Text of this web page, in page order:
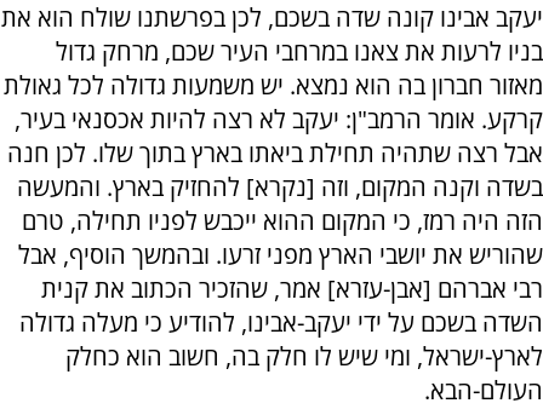
יעקב אבינו קונה שדה בשכם, לכן בפרשתנו שולח הוא את
בניו לרעות את צאנו במרחבי העיר שכם, מרחק גדול
מאזור חברון בה הוא נמצא. יש משמעות גדולה לכל גאולת
קרקע. אומר הרמב"ן: יעקב לא רצה להיות אכסנאי בעיר,
אבל רצה שתהיה תחילת ביאתו בארץ בתוך שלו. לכן חנה
בשדה וקנה המקום, וזה [נקרא] להחזיק בארץ. והמעשה
הזה היה רמז, כי המקום ההוא ייכבש לפניו תחילה, טרם
שהוריש את יושבי הארץ מפני זרעו. ובהמשך הוסיף, אבל
רבי אברהם [אבן-עזרא] אמר, שהזכיר הכתוב את קנית
השדה בשכם על ידי יעקב-אבינו, להודיע כי מעלה גדולה
לארץ-ישראל, ומי שיש לו חלק בה, חשוב הוא כחלק
העולם-הבא.